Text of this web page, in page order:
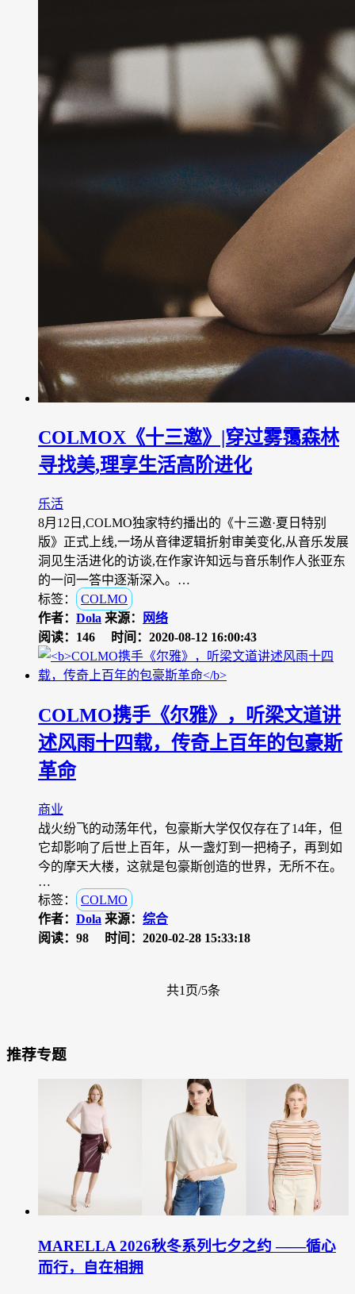
COLMOX《十三邀》|穿过雾霭森林
寻找美,理享生活高阶进化
乐活
8月12日,COLMO独家特约播出的《十三邀·夏日特别
版》正式上线,一场从音律逻辑折射审美变化,从音乐发展
洞见生活进化的访谈,在作家许知远与音乐制作人张亚东
的一问一答中逐渐深入。…
标签：
COLMO
作者： Dola 来源：
网络
阅读：146
时间：2020-08-12 16:00:43
COLMO携手《尔雅》，听梁文道讲
述风雨十四载，传奇上百年的包豪斯
革命
商业
战火纷飞的动荡年代，包豪斯大学仅仅存在了14年，但
它却影响了后世上百年，从一盏灯到一把椅子，再到如
今的摩天大楼，这就是包豪斯创造的世界，无所不在。
…
标签：
COLMO
作者： Dola 来源： 综合
阅读：98
时间：2020-02-28 15:33:18
共1页/5条
推荐专题
MARELLA 2026秋冬系列七夕之约 ——循心
而行，自在相拥